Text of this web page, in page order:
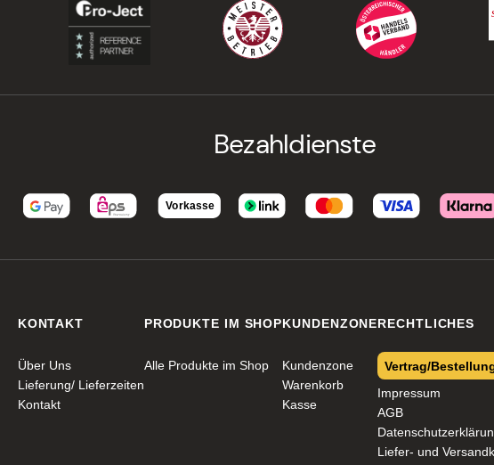
Bezahldienste
KONTAKT
Über Uns
Lieferung/ Lieferzeiten
Kontakt
PRODUKTE IM SHOP
Alle Produkte im Shop
KUNDENZONE
Kundenzone
Warenkorb
Kasse
RECHTLICHES
Vertrag/
Impressum
AGB
Liefer- und